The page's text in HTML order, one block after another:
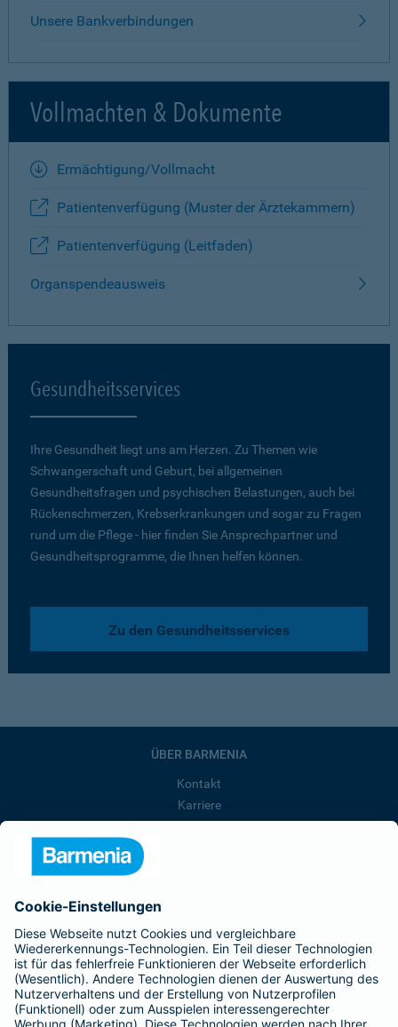
Unsere Bankverbindungen
Vollmachten & Dokumente
Ermächtigung/Vollmacht
Patientenverfügung (Muster der Ärztekammern)
Patientenverfügung (Leitfaden)
Organspendeausweis
Gesundheitsservices
Ihre Gesundheit liegt uns am Herzen. Zu Themen wie
Schwangerschaft und Geburt, bei allgemeinen
Gesundheitsfragen und psychischen Belastungen, auch bei
Rückenschmerzen, Krebserkrankungen und sogar zu Fragen
rund um die Pflege - hier finden Sie Ansprechpartner und
Gesundheitsprogramme, die Ihnen helfen können.
Zu den Gesundheitsservices
ÜBER BARMENIA
Kontakt
Karriere
Barmenia ist Teil der BarmeniaGothaer
BELIEBTE SEITEN
Kranken-Zusatzversicherung
Tierversicherungen
Haftpflichtversicherung